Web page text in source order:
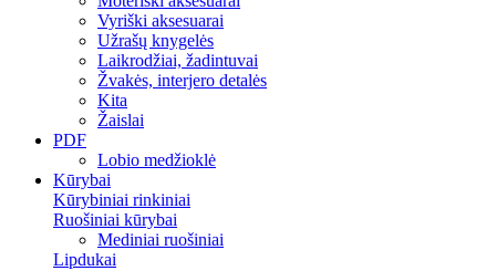
Vyriški aksesuarai
Užrašų knygelės
Laikrodžiai, žadintuvai
Žvakės, interjero detalės
Kita
Žaislai
PDF
Lobio medžioklė
Kūrybai
Kūrybiniai rinkiniai
Ruošiniai kūrybai
Mediniai ruošiniai
Lipdukai